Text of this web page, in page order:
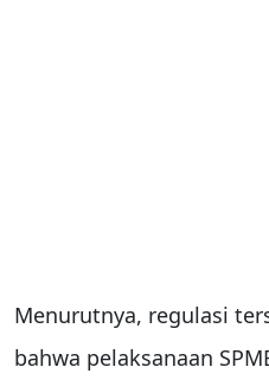
Menurutnya, regulasi
bahwa pelaksanaan